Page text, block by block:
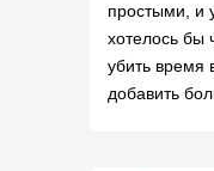
простыми, и
хотелось бы
убить время
добавить